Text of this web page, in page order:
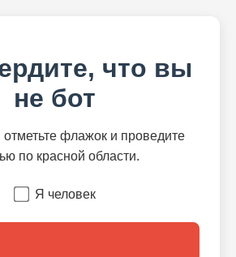
что вы
не бот
флажок и проведите
по красной области.
Я человек